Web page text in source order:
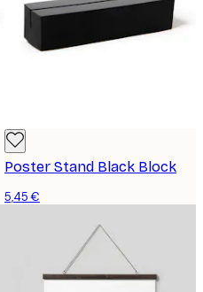
Poster Stand Black Block
5,45 €